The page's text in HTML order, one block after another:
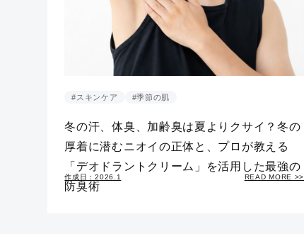
#スキンケア #季節の肌
冬の汗、体臭、加齢臭は夏よりクサイ？冬の
厚着に潜むニオイの正体と、プロが教える
「デオドラントクリーム」を活用した最強の
防臭術
READ MORE >>
作成日：2026.1